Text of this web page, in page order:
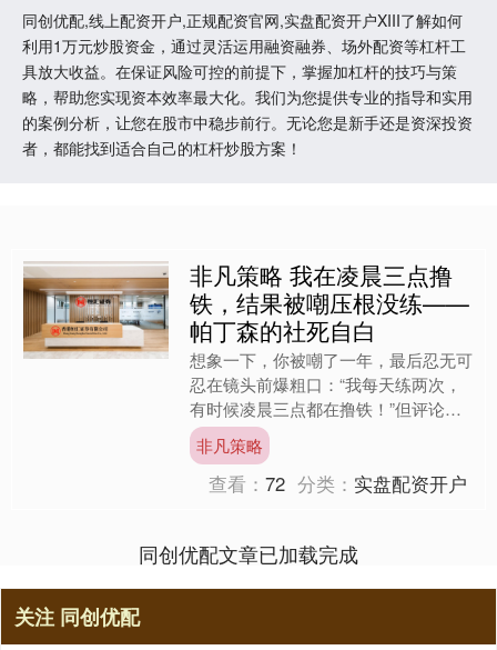
同创优配,线上配资开户,正规配资官网,实盘配资开户XIII‌了解如何
利用1万元炒股资金，通过灵活运用融资融券、场外配资等杠杆工
具放大收益。在保证风险可控的前提下，掌握加杠杆的技巧与策
略，帮助您实现资本效率最大化。我们为您提供专业的指导和实用
的案例分析，让您在股市中稳步前行。无论您是新手还是资深投资
者，都能找到适合自己的杠杆炒股方案！
非凡策略 我在凌晨三点撸
铁，结果被嘲压根没练——
帕丁森的社死自白
想象一下，你被嘲了一年，最后忍无可
忍在镜头前爆粗口：“我每天练两次，
有时候凌晨三点都在撸铁！”但评论区
依旧清一色：“哦，那你身材怎么还长
这样？”这不是我某个哥们....
非凡策略
查看：72 分类： 实盘配资开户
同创优配文章已加载完成
关注 同创优配